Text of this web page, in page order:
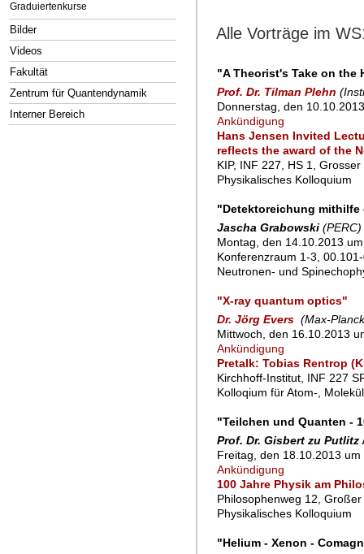
Graduiertenkurse
Bilder
Videos
Fakultät
Zentrum für Quantendynamik
Interner Bereich
Alle Vorträge im
"A Theorist's Take on the
Prof. Dr. Tilman Plehn
Donnerstag, den
Ankündigung
Hans Jensen Invited
reflects the award of the
KIP, INF 227, HS 1,
Physikalisches Kolloquium
"Detektoreichung mithilfe
Jascha Grabowski (PERC)
Montag, den 14.10.2013
Konferenzraum 1-3,
Neutronen- und
"X-ray quantum optics"
Dr. Jörg Evers (Max-
Mittwoch, den 16.10.2013
Ankündigung
Pretalk: Tobias Rentrop
Kirchhoff-Institut, INF 227
Kolloqium für Atom-,
"Teilchen und Quanten -
Prof. Dr. Gisbert zu
Freitag, den 18.10.2013
Ankündigung
100 Jahre Physik am
Philosophenweg 12,
Physikalisches Kolloquium
"Helium - Xenon -